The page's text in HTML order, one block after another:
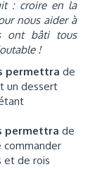
: croire en la
nous aider à
ont bâti tous
!
permettra de
un dessert
permettra de
et de rois